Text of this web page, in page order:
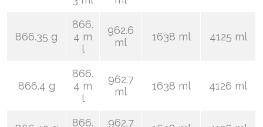
866.35 g
866.
4 m
l
962.6
ml
1638 ml 4125 ml
866.4 g
866.
4 m
l
962.7
ml
1638 ml 4126 ml
866.
962.7